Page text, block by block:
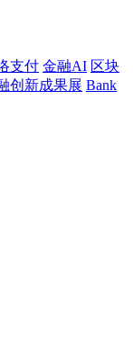
支付 金融AI 区块
创新成果展 Bank